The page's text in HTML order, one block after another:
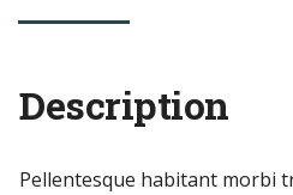
Description
Pellentesque habitant morbi